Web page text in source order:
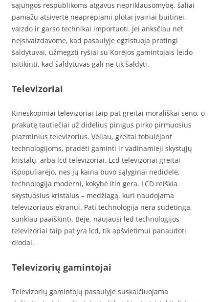
sąjungos respublikoms atgavus nepriklausomybę, šaliai
pamažu atsivertė neaprėpiami plotai įvairiai buitinei,
vaizdo ir garso technikai importuoti. Jei anksčiau net
neįsivaizdavome, kad pasaulyje egzistuoja protingi
šaldytuvai, užmegzti ryšiai su Korėjos gamintojais leido
įsitikinti, kad šaldytuvas gali ne tik šaldyti.
Televizoriai
Kineskopiniai televizoriai taip pat greitai morališkai seno, o
prakutę tautiečiai už didelius pinigus pirko pirmuosius
plazminius televizorius. Vėliau, greitai tobulėjant
technologijoms, pradėti gaminti ir vadinamieji skystųjų
kristalų, arba lcd televizoriai. Lcd televizoriai greitai
išpopuliarėjo, nes jų kaina buvo sąlyginai nedidelė,
technologija moderni, kokybė itin gera. LCD reiškia
skystuosius kristalus – medžiagą, kuri naudojama
televizoriaus ekranui. Pati technologija nėra sudėtinga,
sunkiau paaiškinti. Beje, naujausi led technologijos
televizoriai taip pat yra lcd, tik apšvietimui panaudoti
diodai.
Televizorių gamintojai
Televizorių gamintojų pasaulyje suskaičiuojama